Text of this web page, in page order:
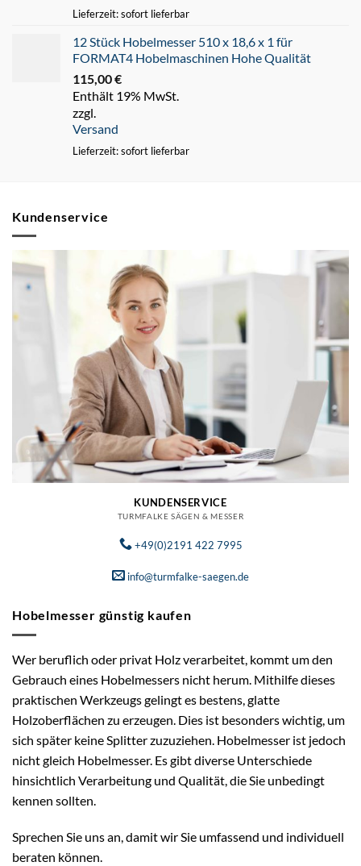
Lieferzeit: sofort lieferbar
12 Stück Hobelmesser 510 x 18,6 x 1 für
FORMAT4 Hobelmaschinen Hohe Qualität
115,00€
Enthält 19% MwSt.
zzgl.
Versand
Lieferzeit: sofort lieferbar
Kundenservice
KUNDENSERVICE
TURMFALKE SÄGEN & MESSER
+49(0)2191 422 7995
info@turmfalke-saegen.de
Hobelmesser günstig kaufen
Wer beruflich oder privat Holz verarbeitet, kommt um den
Gebrauch eines Hobelmessers nicht herum. Mithilfe dieses
praktischen Werkzeugs gelingt es bestens, glatte
Holzoberflächen zu erzeugen. Dies ist besonders wichtig, um
sich später keine Splitter zuzuziehen. Hobelmesser ist jedoch
nicht gleich Hobelmesser. Es gibt diverse Unterschiede
hinsichtlich Verarbeitung und Qualität, die Sie unbedingt
kennen sollten.
Sprechen Sie uns an, damit wir Sie umfassend und individuell
beraten können.